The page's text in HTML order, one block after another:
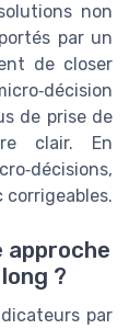
non
par un
de closer
de prise de
clair. En
approche
?
par